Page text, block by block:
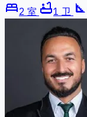
bed2 室 bathtub1 卫 square_foot